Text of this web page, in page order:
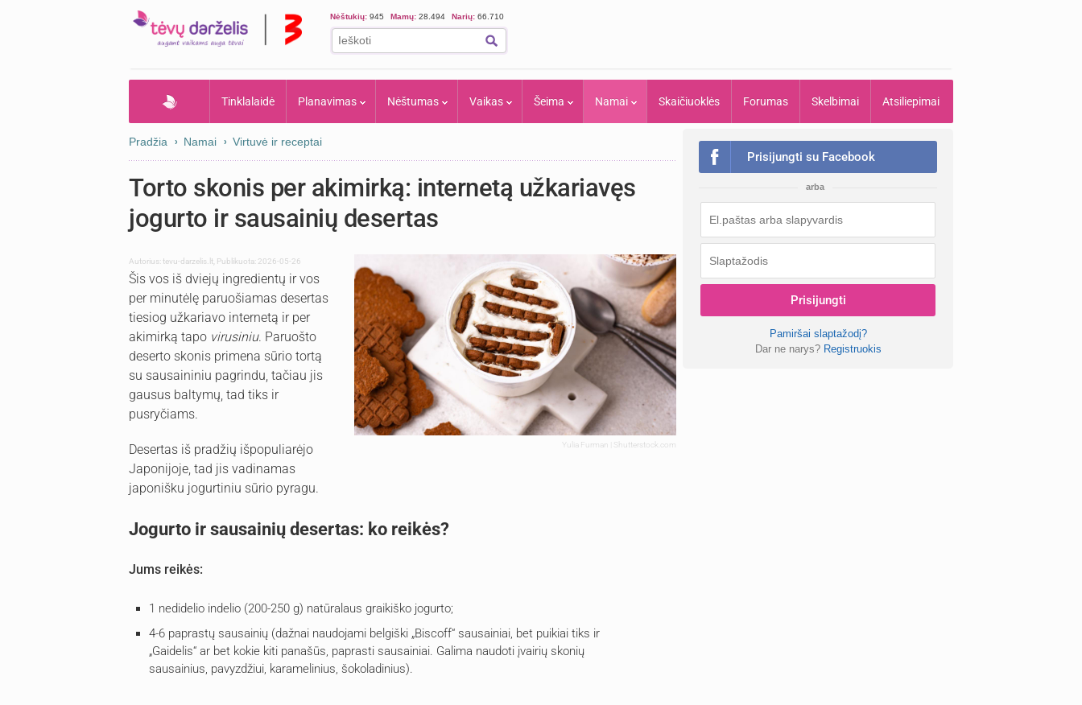
Nėštukių: 945 Mamų: 28.494 Narių: 66.710
Tinklalaidė Planavimas Nėštumas Vaikas Šeima Namai Skaičiuoklės Forumas Skelbimai Atsiliepimai
Pradžia Namai Virtuvė ir receptai
Torto skonis per akimirką: internetą užkariavęs
jogurto ir sausainių desertas
Autorius:tevu-darzelis.lt Publikuota: 2026-05-26
Yulia Furman | Shutterstock.com
Šis vos iš dviejų ingredientų ir vos
per minutėlę paruošiamas desertas
tiesiog užkariavo internetą ir per
akimirką tapo virusiniu. Paruošto
deserto skonis primena sūrio tortą
su sausaininiu pagrindu, tačiau jis
gausus baltymų, tad tiks ir
pusryčiams.
Desertas iš pradžių išpopuliarėjo
Japonijoje, tad jis vadinamas
japonišku jogurtiniu sūrio pyragu.
Jogurto ir sausainių desertas: ko reikės?
Jums reikės:
1 nedidelio indelio (200-250 g) natūralaus graikiško jogurto;
4-6 paprastų sausainių (dažnai naudojami belgiški „Biscoff“ sausainiai, bet puikiai tiks ir
„Gaidelis“ ar bet kokie kiti panašūs, paprasti sausainiai. Galima naudoti įvairių skonių
sausainius, pavyzdžiui, karamelinius, šokoladinius).
Prisijungti su Facebook
arba
Prisijungti
Pamiršai slaptažodį?
Dar ne narys? Registruokis